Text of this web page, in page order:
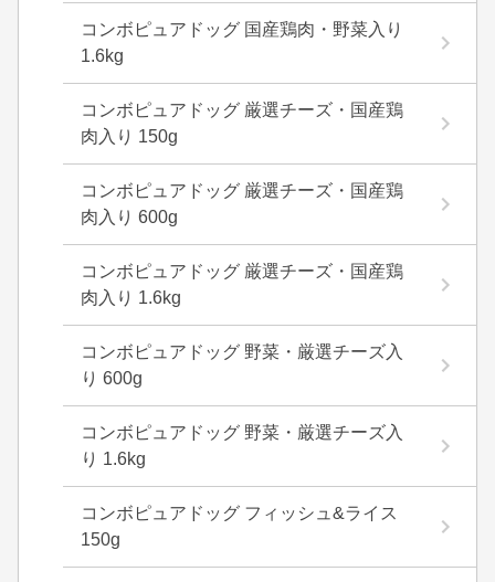
コンボピュアドッグ 国産鶏肉・野菜入り
1.6kg
コンボピュアドッグ 厳選チーズ・国産鶏
肉入り 150g
コンボピュアドッグ 厳選チーズ・国産鶏
肉入り 600g
コンボピュアドッグ 厳選チーズ・国産鶏
肉入り 1.6kg
コンボピュアドッグ 野菜・厳選チーズ入
り 600g
コンボピュアドッグ 野菜・厳選チーズ入
り 1.6kg
コンボピュアドッグ フィッシュ&ライス
150g